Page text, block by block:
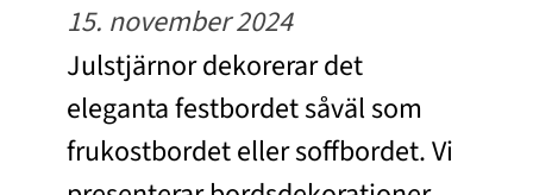
15. november 2024
Julstjärnor dekorerar det
eleganta festbordet såväl som
frukostbordet eller soffbordet. Vi